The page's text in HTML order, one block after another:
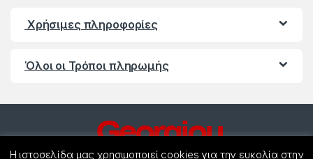
Χρήσιμες πληροφορίες
Όλοι οι Τρόποι πληρωμής
Η ιστοσελίδα μας χρησιμοποιεί cookies για την ευκολία στην